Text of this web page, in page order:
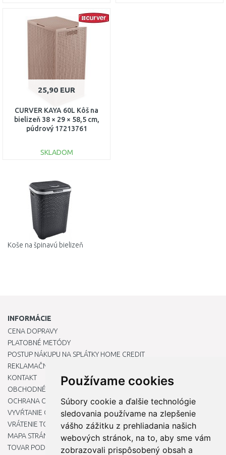
Používame cookies
Súbory cookie a ďalšie technológie
sledovania používame na zlepšenie
vášho zážitku z prehliadania našich
webových stránok, na to, aby sme vám
zobrazovali prispôsobený obsah a
DO KOŠÍKA
Porovnať
25,90 EUR
CURVER KAYA 60L Kôš na
bielizeň 38 × 29 × 58,5 cm,
púdrový 17213761
SKLADOM
Porovnať
Koše na špinavú bielizeň
INFORMÁCIE
CENA DOPRAVY
PLATOBNÉ METÓDY
POSTUP NÁKUPU NA SPLÁTKY HOME CREDIT
REKLAMAČNÝ PORIADOK
KONTAKT
OBCHODNÉ PODMIENKY
OCHRANA OSOBNÝCH ÚDAJOV
VYVŔTANIE OTVORU DO DREZU PRE KUCHYNSKÚ BATÉRIU
VRÁTENIE TOVARU / REKLAMÁCIE
MAPA STRÁNOK
TOVAR PODĽA ZNAČIEK